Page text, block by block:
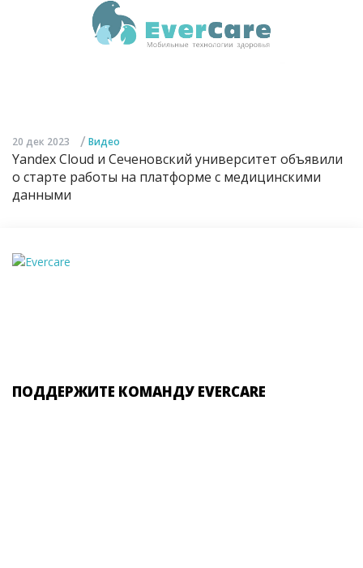
20 дек 2023 / Видео
Yandex Cloud и Сеченовский университет объявили
о старте работы на платформе с медицинскими
данными
ПОДДЕРЖИТЕ КОМАНДУ EVERCARE